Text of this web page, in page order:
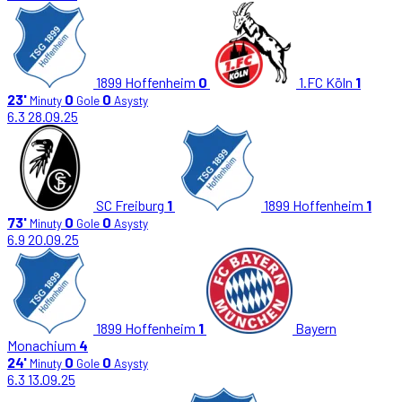
1899 Hoffenheim 0 1.FC Köln 1
23' Minuty 0 Gole 0 Asysty
6.3 28.09.25
SC Freiburg 1 1899 Hoffenheim 1
73' Minuty 0 Gole 0 Asysty
6.9 20.09.25
1899 Hoffenheim 1
Bayern
Monachium 4
24' Minuty 0 Gole 0 Asysty
6.3 13.09.25